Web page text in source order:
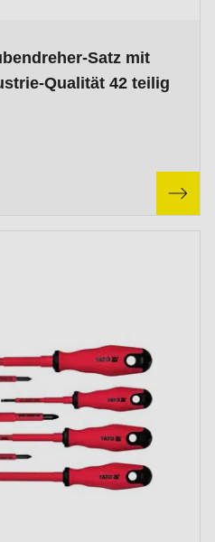
Satz mit
Qualität 42 teilig
chosen on the product page